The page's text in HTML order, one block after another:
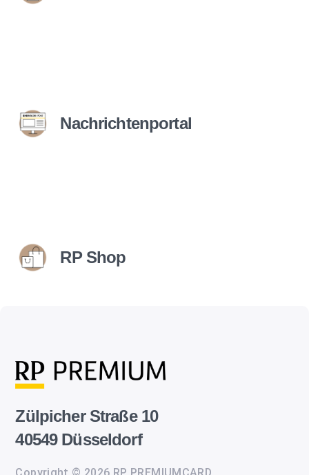
Nachrichtenportal
RP Shop
Zülpicher Straße 10
40549 Düsseldorf